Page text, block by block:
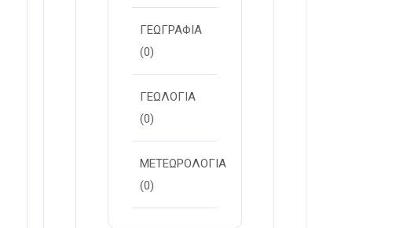
ΓΕΩΓΡΑΦΙΑ
(0)
ΓΕΩΛΟΓΙΑ
(0)
ΜΕΤΕΩΡΟΛΟΓΙΑ
(0)